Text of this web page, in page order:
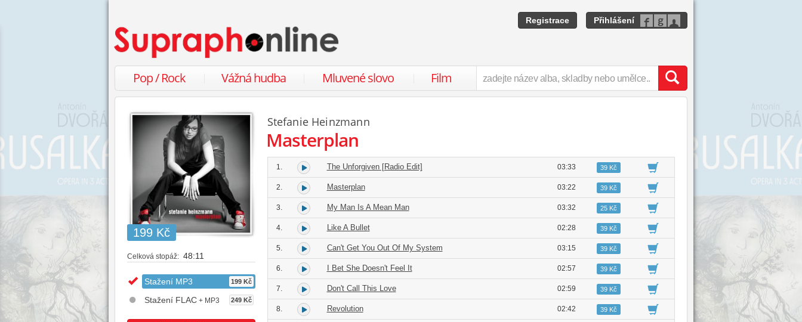
Registrace Přihlášení
Pop / Rock Vážná hudba Mluvené slovo Film
199 Kč
Celková stopáž: 48:11
Stažení MP3 199 Kč
Stažení FLAC + MP3 249 Kč
Stefanie Heinzmann
Masterplan
1. The Unforgiven [Radio Edit] 03:33 39 Kč
2. Masterplan 03:22 39 Kč
3. My Man Is A Mean Man 03:32 25 Kč
4. Like A Bullet 02:28 39 Kč
5. Can't Get You Out Of My System 03:15 39 Kč
6. I Bet She Doesn't Feel It 02:57 39 Kč
7. Don't Call This Love 02:59 39 Kč
8. Revolution 02:42 39 Kč